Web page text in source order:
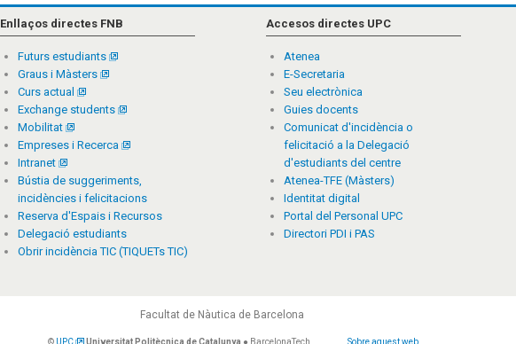
Enllaços directes FNB
Futurs estudiants
Graus i Màsters
Curs actual
Exchange students
Mobilitat
Empreses i Recerca
Intranet
Bústia de suggeriments,
incidències i felicitacions
Reserva d'Espais i Recursos
Delegació estudiants
Obrir incidència TIC (TIQUETs TIC)
Accesos directes UPC
Atenea
E-Secretaria
Seu electrònica
Guies docents
Comunicat d'incidència o
felicitació a la Delegació
d'estudiants del centre
Atenea-TFE (Màsters)
Identitat digital
Portal del Personal UPC
Directori PDI i PAS
Facultat de Nàutica de Barcelona
© UPC Universitat Politècnica de Catalunya ● BarcelonaTech Sobre aquest web